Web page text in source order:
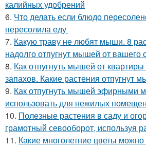
калийных удобрений
6. Что делать если блюдо
пересолила еду
7. Какую траву не любят мыши. 8
надолго отпугнут мышей от вашего
8. Как отпугнуть мышей от
запахов. Какие растения отпугнут
9. Как отпугнуть мышей эфирными
использовать для нежилых
10. Полезные растения в саду и
грамотный севооборот, используя
11. Какие многолетние цветы